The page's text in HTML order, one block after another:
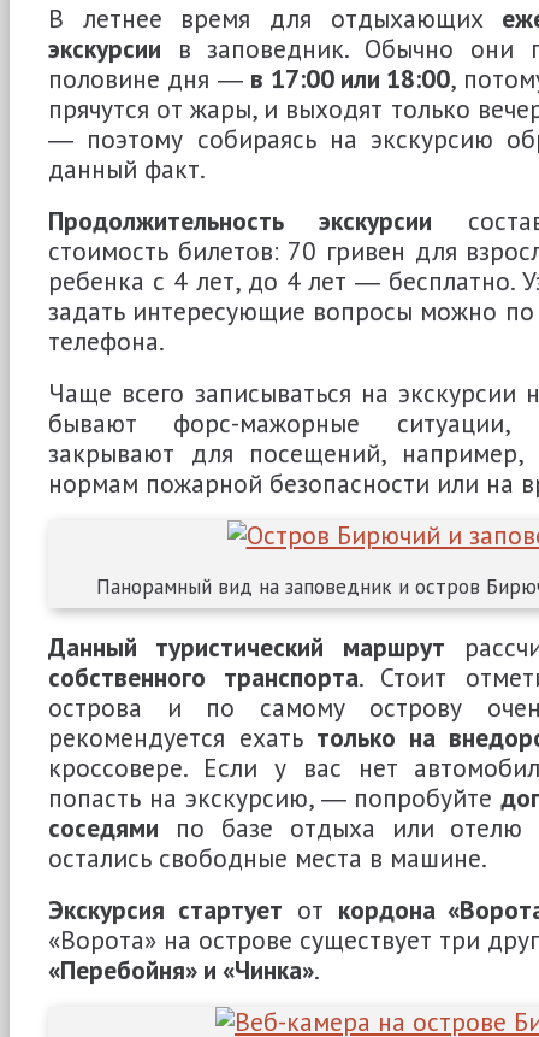
В летнее время для отдыхающих
экскурсии в заповедник. Обычно они
половине дня ― в 17:00 или 18:00,
прячутся от жары, и выходят только
― поэтому собираясь на экскурсию
данный факт.
Продолжительность экскурсии
стоимость билетов: 70 гривен для
ребенка с 4 лет, до 4 лет ― бесплатно.
задать интересующие вопросы можно
телефона.
Чаще всего записываться на экскурсии
бывают форс-мажорные ситуации,
закрывают для посещений,
нормам пожарной безопасности или на
Панорамный вид на заповедник и остров
Данный туристический маршрут
собственного транспорта. Стоит
острова и по самому острову
рекомендуется ехать только на
кроссовере. Если у вас нет
попасть на экскурсию, ― попробуйте
соседями по базе отдыха или
остались свободные места в машине.
Экскурсия стартует от кордона
«Ворота» на острове существует три
«Перебойня» и «Чинка».